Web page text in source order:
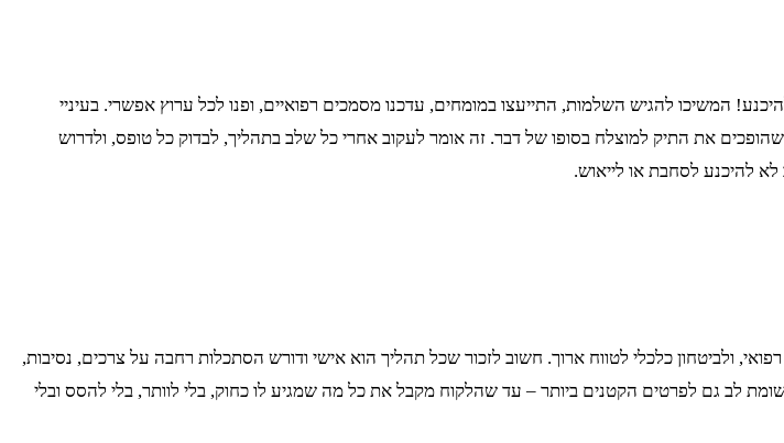
המשיכו להגיש השלמות, התייעצו במומחים, עדכנו מסמכים רפואיים, ופנו לכל ערוץ אפשרי. בעיניי
את התיק למוצלח בסופו של דבר. זה אומר לעקוב אחרי כל שלב בתהליך, לבדוק כל טופס, ולדרוש
להיכנע לסחבת או לייאוש.
ולביטחון כלכלי לטווח ארוך. חשוב לזכור שכל תהליך הוא אישי ודורש הסתכלות רחבה על צרכים, נסיבות,
לב גם לפרטים הקטנים ביותר – עד שהלקוח מקבל את כל מה שמגיע לו כחוק, בלי לוותר, בלי להסס ובלי